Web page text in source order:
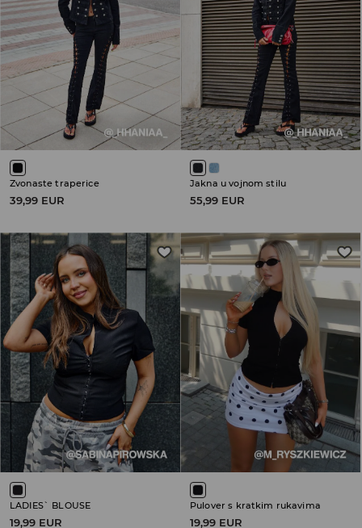
Zvonaste traperice
39,99 EUR
Jakna u vojnom stilu
55,99 EUR
LADIES` BLOUSE
19,99 EUR
Pulover s kratkim rukavima
19,99 EUR